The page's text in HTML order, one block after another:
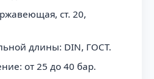
ст. 20,
длины: DIN, ГОСТ.
от 25 до 40 бар.